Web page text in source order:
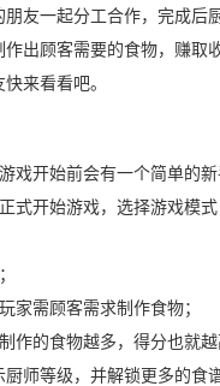
友一起分工合作，完成后
出顾客需要的食物，赚取
来看看吧。
戏开始前会有一个简单的新
式开始游戏，选择游戏模
家需顾客需求制作食物；
作的食物越多，得分也就
师等级，并解锁更多的食谱